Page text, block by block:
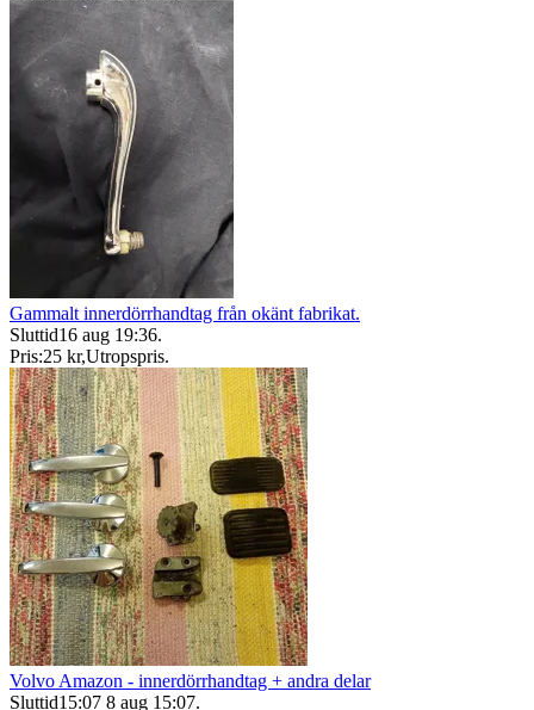
Gammalt innerdörrhandtag från okänt fabrikat.
Sluttid16 aug 19:36.
Pris:25 kr,Utropspris.
Volvo Amazon - innerdörrhandtag + andra delar
Sluttid15:07 8 aug 15:07.